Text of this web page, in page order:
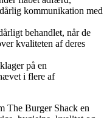
kommunikation med
behandlet, når de
kvaliteten af deres
på en
i flere af
The Burger Shack en